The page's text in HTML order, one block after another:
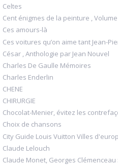
Celtes
Cent énigmes de la peinture ,
Ces amours-là
Ces voitures qu’on aime tant Jean-
César , Anthologie par Jean Nouvel
Charles De Gaulle Mémoires
Charles Enderlin
CHENE
CHIRURGIE
Chocolat-Menier, évitez les
Choix de chansons
City Guide Louis Vuitton Villes
Claude Lelouch
Claude Monet, Georges